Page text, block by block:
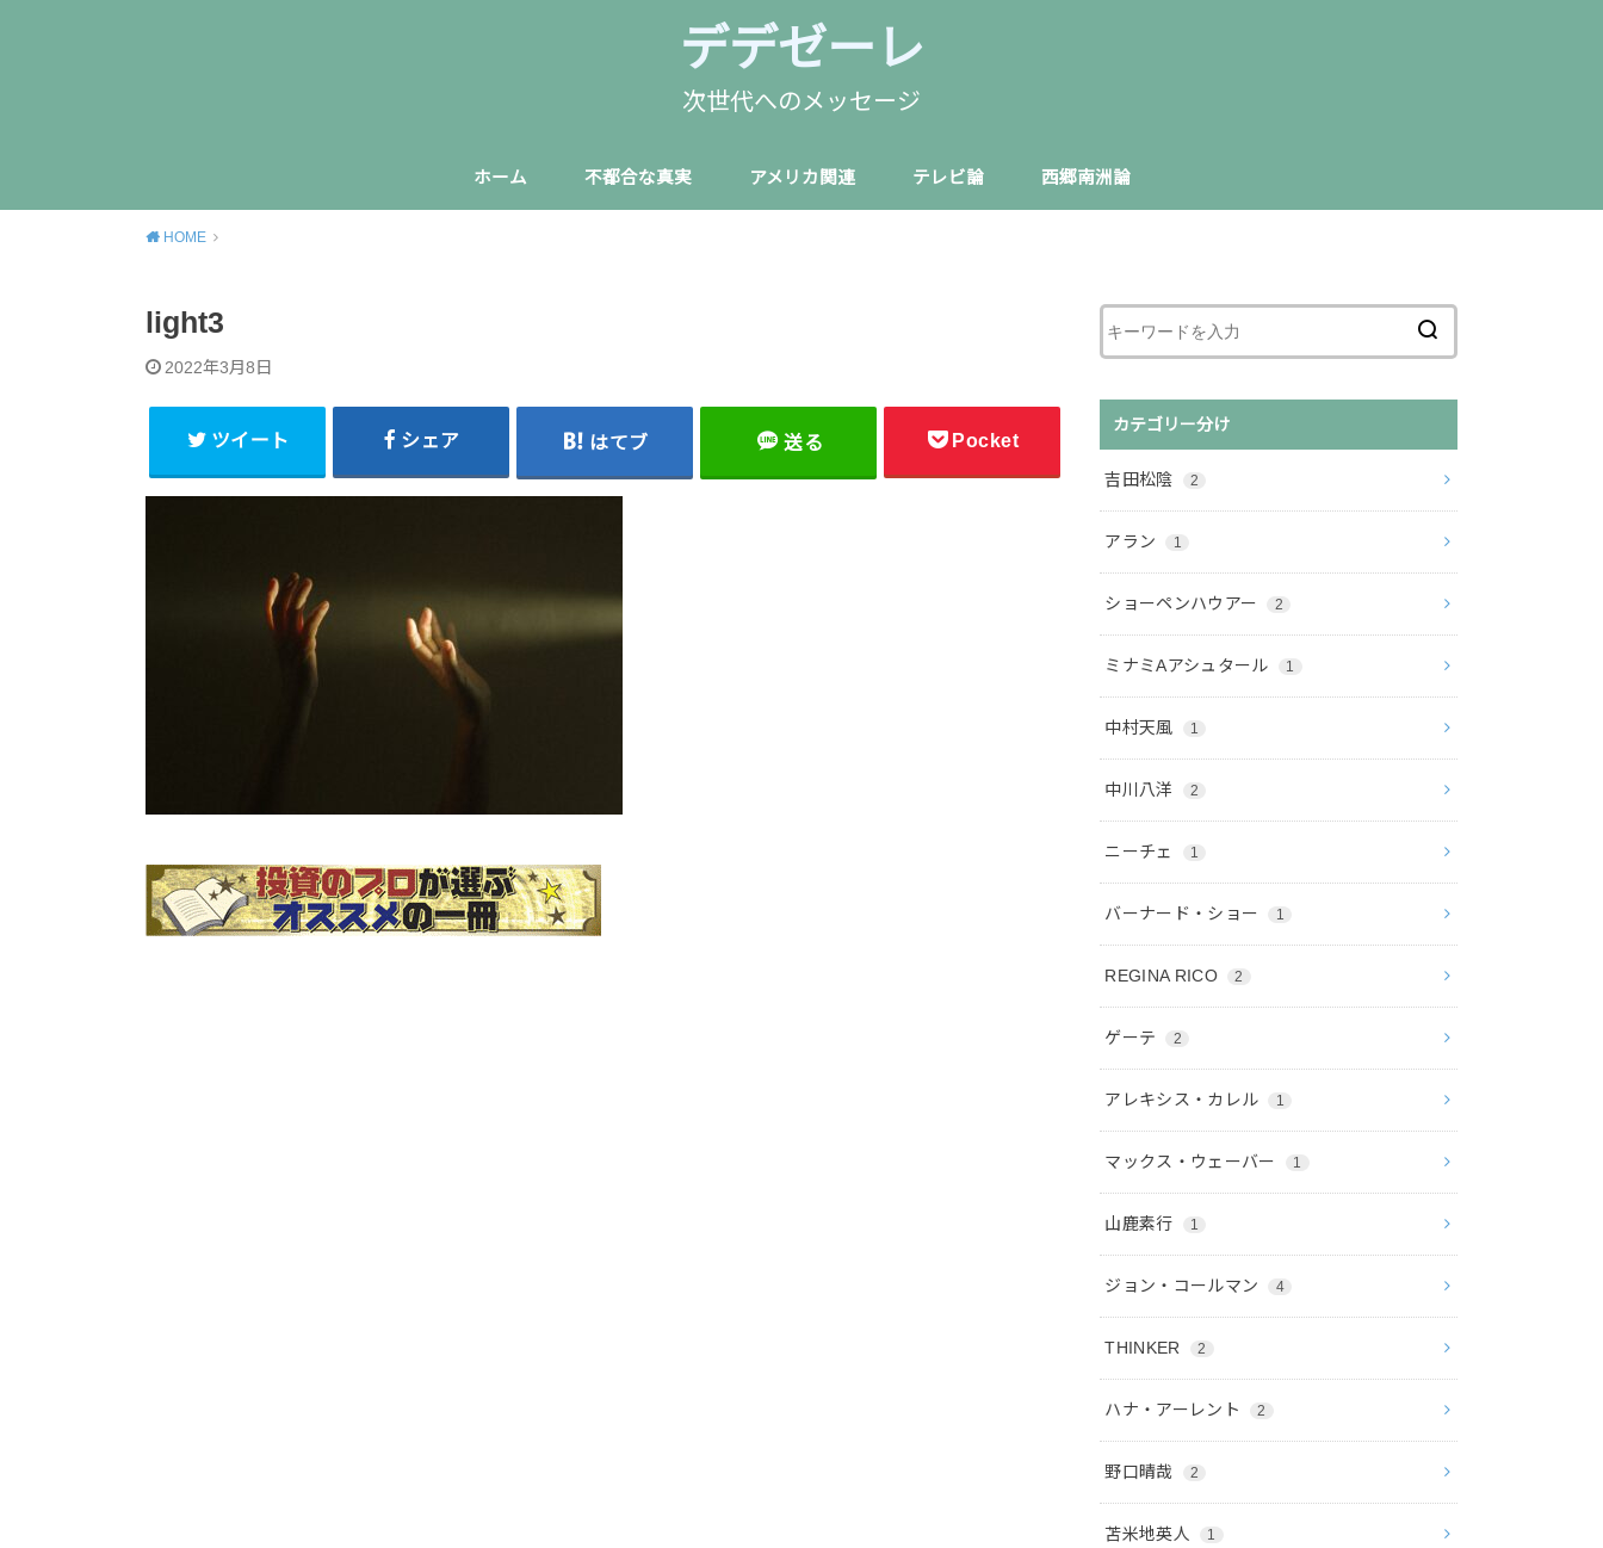
デデゼーレ
次世代へのメッセージ
ホーム 不都合な真実 アメリカ関連 テレビ論 西郷南洲論
HOME
light3
2022年3月8日
ツイート シェア はてブ 送る Pocket
カテゴリー分け
吉田松陰 2
アラン 1
ショーペンハウアー 2
ミナミAアシュタール 1
中村天風 1
中川八洋 2
ニーチェ 1
バーナード・ショー 1
REGINA RICO 2
ゲーテ 2
アレキシス・カレル 1
マックス・ウェーバー 1
山鹿素行 1
ジョン・コールマン 4
THINKER 2
ハナ・アーレント 2
野口晴哉 2
苫米地英人 1